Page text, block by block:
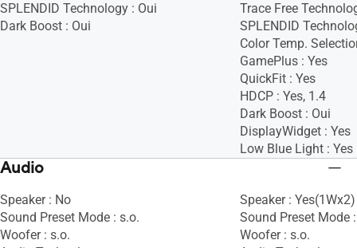
SPLENDID Technology : Oui
Dark Boost : Oui
Trace Free
SPLENDID
Color Temp.
GamePlus : Yes
QuickFit : Yes
HDCP : Yes, 1.4
Dark Boost : Oui
DisplayWidget : Yes
Low Blue Light : Yes
Audio
Speaker : No
Sound Preset Mode : s.o.
Woofer : s.o.
Speaker : Yes(1Wx2)
Sound Preset Mode
Woofer : s.o.